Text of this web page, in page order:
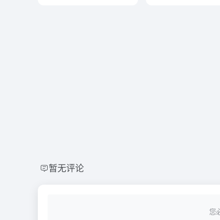
暂无评论
您